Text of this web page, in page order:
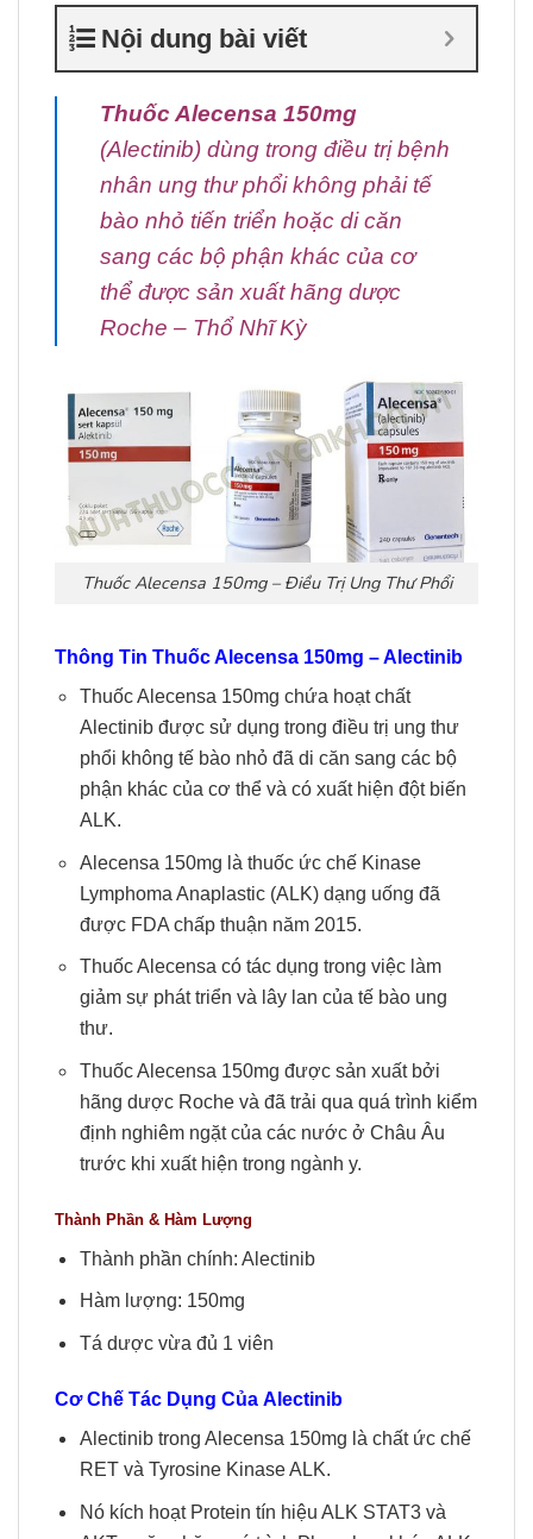
Nội dung bài viết
Thuốc Alecensa 150mg
(Alectinib) dùng trong điều trị bệnh
nhân ung thư phổi không phải tế
bào nhỏ tiến triển hoặc di căn
sang các bộ phận khác của cơ
thể được sản xuất hãng dược
Roche – Thổ Nhĩ Kỳ
Thuốc Alecensa 150mg – Điều Trị Ung Thư Phổi
Thông Tin ThuốcAlecensa 150mg – Alectinib
Thuốc Alecensa 150mg chứa hoạt chất
Alectinib được sử dụng trong điều trị ung thư
phổi không tế bào nhỏ đã di căn sang các bộ
phận khác của cơ thể và có xuất hiện đột biến
ALK.
Alecensa 150mg là thuốc ức chế Kinase
Lymphoma Anaplastic (ALK) dạng uống đã
được FDA chấp thuận năm 2015.
Thuốc Alecensa có tác dụng trong việc làm
giảm sự phát triển và lây lan của tế bào ung
thư.
Thuốc Alecensa 150mg được sản xuất bởi
hãng dược Roche và đã trải qua quá trình kiểm
định nghiêm ngặt của các nước ở Châu Âu
trước khi xuất hiện trong ngành y.
Thành Phần & Hàm Lượng
Thành phần chính: Alectinib
Hàm lượng: 150mg
Tá dược vừa đủ 1 viên
Cơ Chế Tác Dụng Của Alectinib
Alectinib trong Alecensa 150mg là chất ức chế
RET và Tyrosine Kinase ALK.
Nó kích hoạt Protein tín hiệu ALK STAT3 và